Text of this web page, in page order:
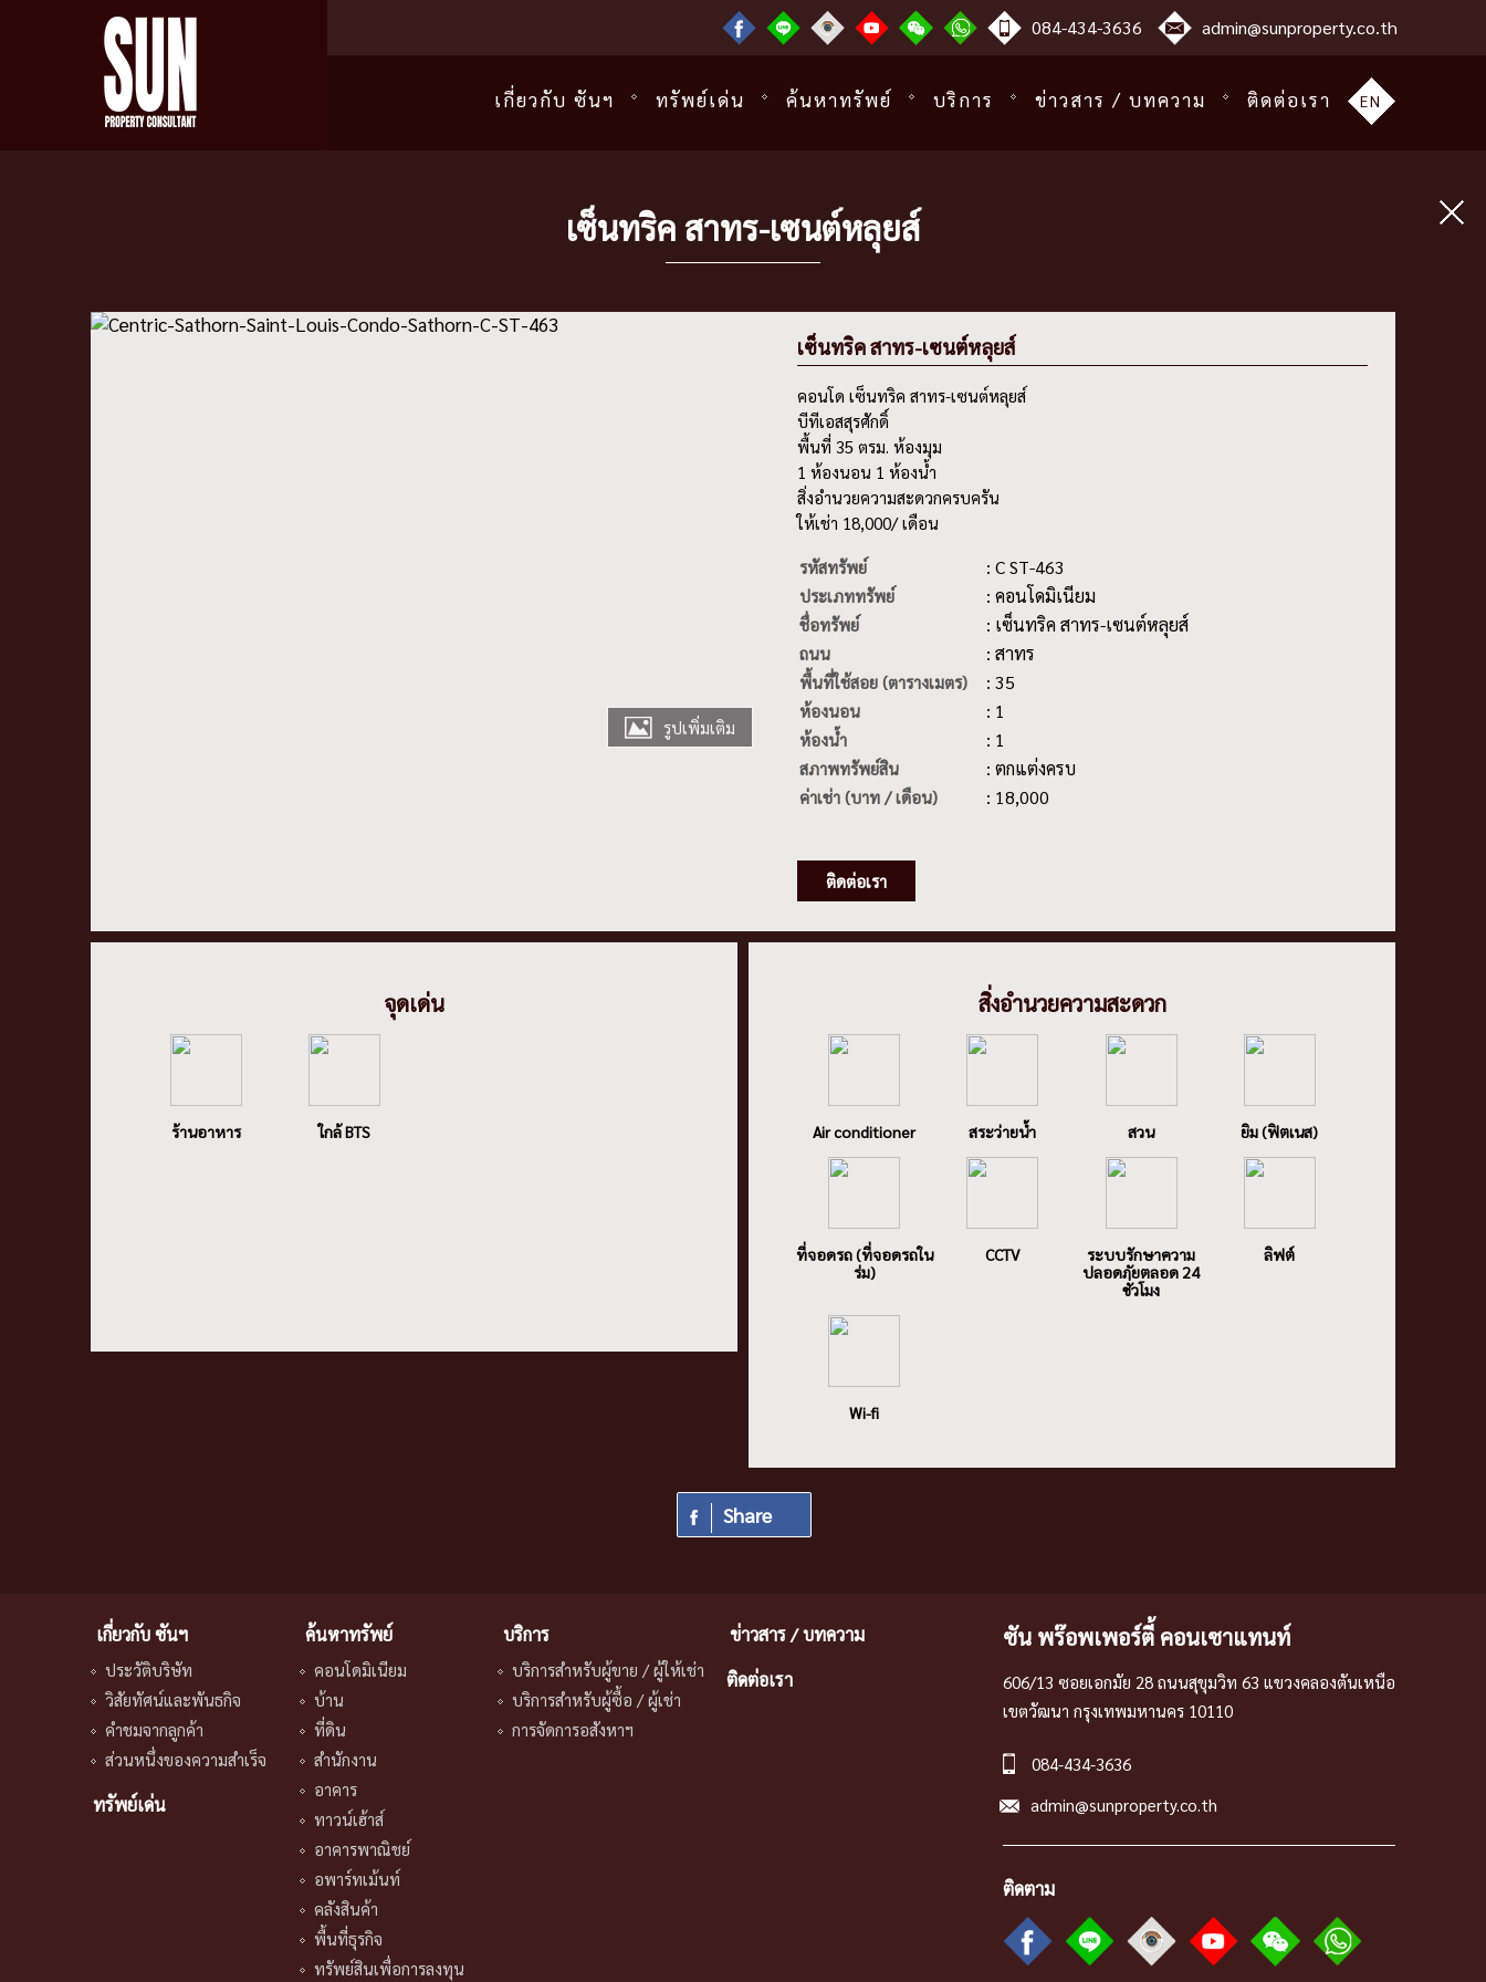
084-434-3636 admin@sunproperty.co.th
เกี่ยวกับ ซันฯ ทรัพย์เด่น ค้นหาทรัพย์ บริการ ข่าวสาร / บทความ ติดต่อเรา EN
เซ็นทริค สาทร-เซนต์หลุยส์
รูปเพิ่มเติม
เซ็นทริค สาทร-เซนต์หลุยส์
คอนโด เซ็นทริค สาทร-เซนต์หลุยส์
บีทีเอสสุรศักดิ์
พื้นที่ 35 ตรม. ห้องมุม
1 ห้องนอน 1 ห้องน้ำ
สิ่งอำนวยความสะดวกครบครัน
ให้เช่า 18,000/ เดือน
รหัสทรัพย์ : C ST-463
ประเภททรัพย์ : คอนโดมิเนียม
ชื่อทรัพย์ : เซ็นทริค สาทร-เซนต์หลุยส์
ถนน : สาทร
พื้นที่ใช้สอย (ตารางเมตร) : 35
ห้องนอน : 1
ห้องน้ำ : 1
สภาพทรัพย์สิน : ตกแต่งครบ
ค่าเช่า (บาท / เดือน) : 18,000
ติดต่อเรา
จุดเด่น
ร้านอาหาร ใกล้ BTS
สิ่งอํานวยความสะดวก
Air conditioner สระว่ายน้ำ สวน ยิม (ฟิตเนส)
ที่จอดรถ (ที่จอดรถใน
ร่ม)
CCTV
ระบบรักษาความ
ปลอดภัยตลอด 24
ชั่วโมง
ลิฟต์
Wi-fi
Share
เกี่ยวกับ ซันฯ
ประวัติบริษัท
วิสัยทัศน์และพันธกิจ
คําชมจากลูกค้า
ส่วนหนึ่งของความสําเร็จ
ทรัพย์เด่น
ค้นหาทรัพย์
คอนโดมิเนียม
บ้าน
ที่ดิน
สำนักงาน
อาคาร
ทาวน์เฮ้าส์
อาคารพาณิชย์
อพาร์ทเม้นท์
คลังสินค้า
พื้นที่ธุรกิจ
ทรัพย์สินเพื่อการลงทุน
บริการ
บริการสําหรับผู้ขาย / ผู้ให้เช่า
บริการสําหรับผู้ซื้อ / ผู้เช่า
การจัดการอสังหาฯ
ข่าวสาร / บทความ
ติดต่อเรา
ซัน พร๊อพเพอร์ตี้ คอนเซาแทนท์
606/13 ซอยเอกมัย 28 ถนนสุขุมวิท 63 แขวงคลองตันเหนือ
เขตวัฒนา กรุงเทพมหานคร 10110
084-434-3636
admin@sunproperty.co.th
ติดตาม